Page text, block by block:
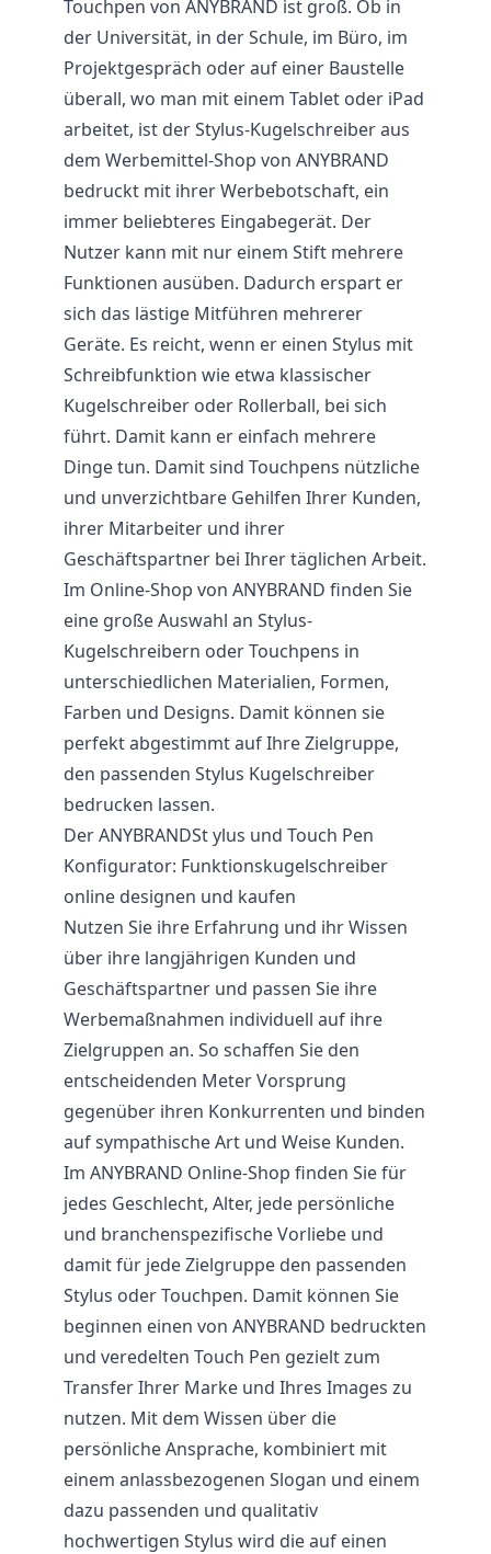
Touchpen von ANYBRAND ist groß. Ob in
der Universität, in der Schule, im Büro, im
Projektgespräch oder auf einer Baustelle
überall, wo man mit einem Tablet oder iPad
arbeitet, ist der Stylus-Kugelschreiber aus
dem Werbemittel-Shop von ANYBRAND
bedruckt mit ihrer Werbebotschaft, ein
immer beliebteres Eingabegerät. Der
Nutzer kann mit nur einem Stift mehrere
Funktionen ausüben. Dadurch erspart er
sich das lästige Mitführen mehrerer
Geräte. Es reicht, wenn er einen Stylus mit
Schreibfunktion wie etwa klassischer
Kugelschreiber oder Rollerball, bei sich
führt. Damit kann er einfach mehrere
Dinge tun. Damit sind Touchpens nützliche
und unverzichtbare Gehilfen Ihrer Kunden,
ihrer Mitarbeiter und ihrer
Geschäftspartner bei Ihrer täglichen Arbeit.
Im Online-Shop von ANYBRAND finden Sie
eine große Auswahl an Stylus-
Kugelschreibern oder Touchpens in
unterschiedlichen Materialien, Formen,
Farben und Designs. Damit können sie
perfekt abgestimmt auf Ihre Zielgruppe,
den passenden Stylus Kugelschreiber
bedrucken lassen.
Der ANYBRANDSt ylus und Touch Pen
Konfigurator: Funktionskugelschreiber
online designen und kaufen
Nutzen Sie ihre Erfahrung und ihr Wissen
über ihre langjährigen Kunden und
Geschäftspartner und passen Sie ihre
Werbemaßnahmen individuell auf ihre
Zielgruppen an. So schaffen Sie den
entscheidenden Meter Vorsprung
gegenüber ihren Konkurrenten und binden
auf sympathische Art und Weise Kunden.
Im ANYBRAND Online-Shop finden Sie für
jedes Geschlecht, Alter, jede persönliche
und branchenspezifische Vorliebe und
damit für jede Zielgruppe den passenden
Stylus oder Touchpen. Damit können Sie
beginnen einen von ANYBRAND bedruckten
und veredelten Touch Pen gezielt zum
Transfer Ihrer Marke und Ihres Images zu
nutzen. Mit dem Wissen über die
persönliche Ansprache, kombiniert mit
einem anlassbezogenen Slogan und einem
dazu passenden und qualitativ
hochwertigen Stylus wird die auf einen